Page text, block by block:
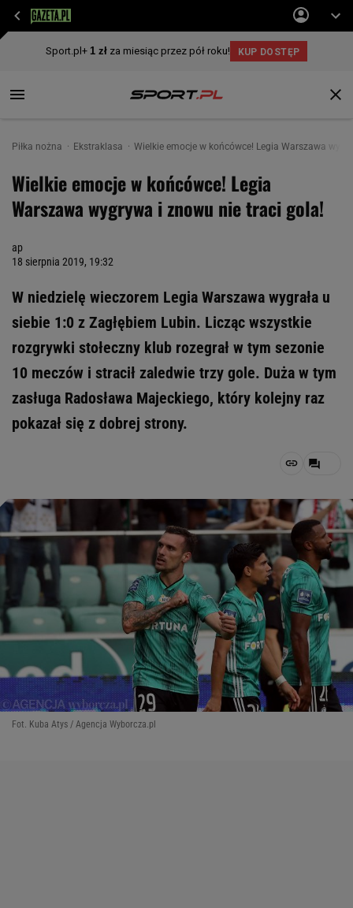
Piłka nożna Ekstraklasa Wielkie emocje w końcówce! Legia Warszawa
Wielkie emocje w końcówce! Legia
Warszawa wygrywa i znowu nie traci gola!
ap
18 sierpnia 2019, 19:32
W niedzielę wieczorem Legia Warszawa wygrała u
siebie 1:0 z Zagłębiem Lubin. Licząc wszystkie
rozgrywki stołeczny klub rozegrał w tym sezonie
10 meczów i stracił zaledwie trzy gole. Duża w tym
zasługa Radosława Majeckiego, który kolejny raz
pokazał się z dobrej strony.
Fot. Kuba Atys / Agencja Wyborcza.pl